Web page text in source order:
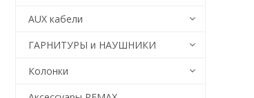
AUX кабели
ГАРНИТУРЫ и НАУШНИКИ
Колонки